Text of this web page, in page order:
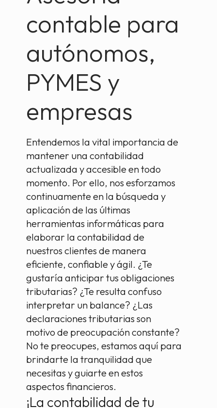
contable para
autónomos,
PYMES y
empresas
Entendemos la vital importancia de
mantener una contabilidad
actualizada y accesible en todo
momento. Por ello, nos esforzamos
continuamente en la búsqueda y
aplicación de las últimas
herramientas informáticas para
elaborar la contabilidad de
nuestros clientes de manera
eficiente, confiable y ágil. ¿Te
gustaría anticipar tus obligaciones
tributarias? ¿Te resulta confuso
interpretar un balance? ¿Las
declaraciones tributarias son
motivo de preocupación constante?
No te preocupes, estamos aquí para
brindarte la tranquilidad que
necesitas y guiarte en estos
aspectos financieros.
¡La contabilidad de tu